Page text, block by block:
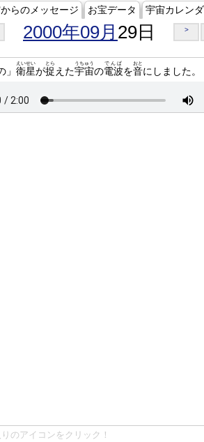
らのメッセージ お宝データ 宇宙カレン
2000年09月 29日 >
衛星
えいせい
が捉
とら
えた宇宙
うちゅう
の電波
でんぱ
を音
おと
にしました。
のアイコンをクリック！